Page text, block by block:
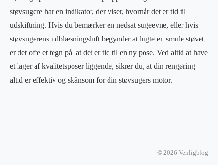
støvsugere har en indikator, der viser, hvornår det er tid til
udskiftning. Hvis du bemærker en nedsat sugeevne, eller hvis
støvsugerens udblæsningsluft begynder at lugte en smule støvet,
er det ofte et tegn på, at det er tid til en ny pose. Ved altid at have
et lager af kvalitetsposer liggende, sikrer du, at din rengøring
altid er effektiv og skånsom for din støvsugers motor.
© 2026 Venligblog